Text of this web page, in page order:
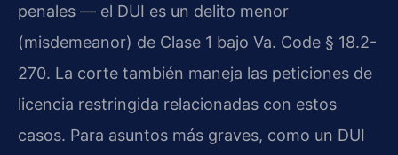
penales — el DUI es un delito menor
(misdemeanor) de Clase 1 bajo Va. Code § 18.2-
270. La corte también maneja las peticiones de
licencia restringida relacionadas con estos
casos. Para asuntos más graves, como un DUI